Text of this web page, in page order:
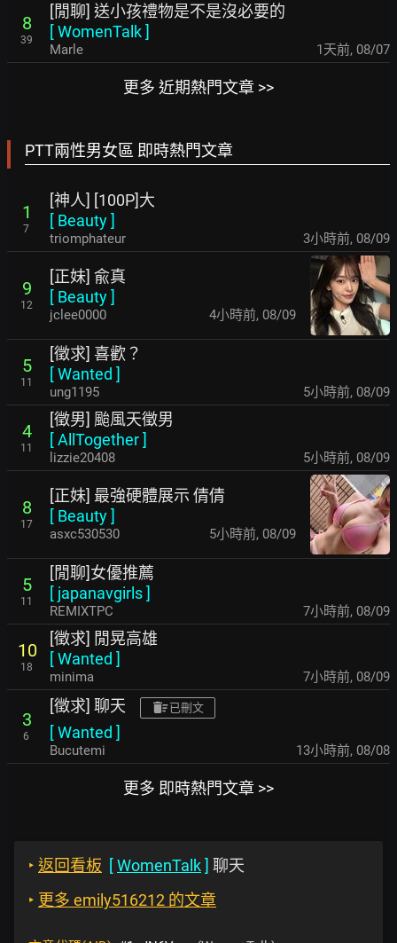
8
39
[閒聊] 送小孩禮物是不是沒必要的
[WomenTalk]
Marle 1天前, 08/07
更多 近期熱門文章 >>
PTT兩性男女區 即時熱門文章
1
7
[神人] [100P]大
[ Beauty]
triomphateur 3小時前, 08/09
9
12
[正妹] 兪真
[ Beauty]
jclee0000 4小時前, 08/09
5
11
[徵求] 喜歡？
[Wanted ]
ung1195 5小時前, 08/09
4
11
[徵男] 颱風天徵男
[AllTogether]
lizzie20408 5小時前, 08/09
8
17
[正妹] 最強硬體展示 倩倩
[ Beauty]
asxc530530 5小時前, 08/09
5
11
[閒聊]女優推薦
[ japanavgirls]
REMIXTPC 7小時前, 08/09
10
18
[徵求] 閒晃高雄
[Wanted ]
minima 7小時前, 08/09
3
6
[徵求] 聊天 已刪文
[Wanted ]
Bucutemi 13小時前, 08/08
更多 即時熱門文章 >>
‣ 返回看板 [WomenTalk] 聊天
‣ 更多 emily516212 的文章